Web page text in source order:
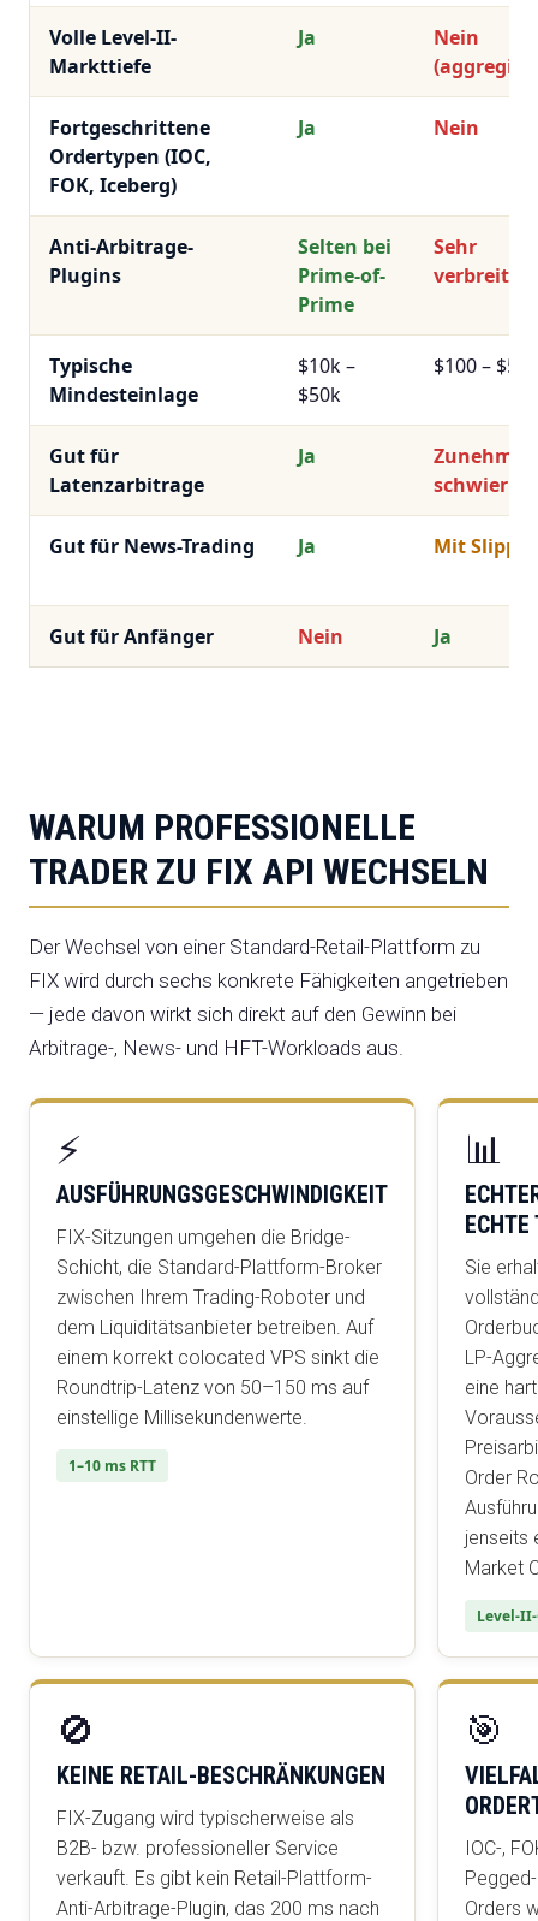
Volle Level-II-
Markttiefe
Ja
Nein
Fortgeschrittene
Ordertypen (IOC,
FOK, Iceberg)
Ja Nein
Anti-Arbitrage-
Plugins
Selten bei
Prime-of-
Prime
Sehr
verbreitet
Typische
Mindesteinlage
$10k –
$50k
$100 – $500
Gut für
Latenzarbitrage
Ja
schwierig
Gut für News-Trading Ja Mit
Gut für Anfänger Nein Ja
WARUM PROFESSIONELLE
TRADER ZU FIX API WECHSELN
Der Wechsel von einer Standard-Retail-Plattform zu
FIX wird durch sechs konkrete Fähigkeiten angetrieben
— jede davon wirkt sich direkt auf den Gewinn bei
Arbitrage-, News- und HFT-Workloads aus.
⚡
AUSFÜHRUNGSGESCHWINDIGKEIT
FIX-Sitzungen umgehen die Bridge-
Schicht, die Standard-Plattform-Broker
zwischen Ihrem Trading-Roboter und
dem Liquiditätsanbieter betreiben. Auf
einem korrekt colocated VPS sinkt die
Roundtrip-Latenz von 50–150 ms auf
einstellige Millisekundenwerte.
1–10 ms RTT
📊
ECHTE
Sie
LP-
eine
Order
jenseits
Market
Level-
🚫
KEINE RETAIL-BESCHRÄNKUNGEN
FIX-Zugang wird typischerweise als
B2B- bzw. professioneller Service
verkauft. Es gibt kein Retail-Plattform-
Anti-Arbitrage-Plugin, das 200 ms nach
🎯
IOC-,
Orders